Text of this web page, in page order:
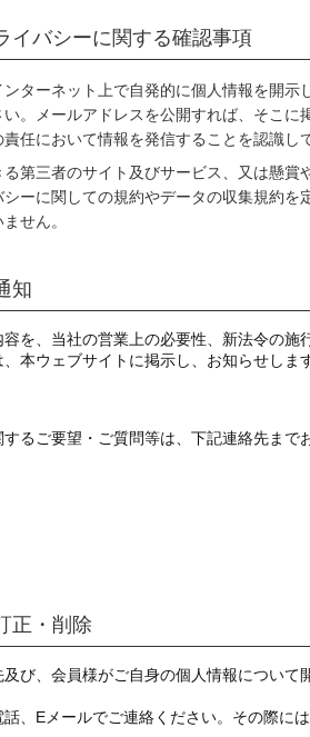
イバシーに関する確認事項
ターネット上で自発的に個人情報を開
。メールアドレスを公開すれば、そこ
任において情報を発信することを認識し
第三者のサイト及びサービス、又は懸
ーに関しての規約やデータの収集規約
せん。
知
を、当社の営業上の必要性、新法令の施
本ウェブサイトに掲示し、お知らせし
るご要望・ご質問等は、下記連絡先まで
正・削除
び、会員様がご自身の個人情報につい
、Eメールでご連絡ください。その際に